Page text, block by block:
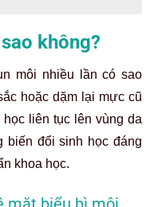
không?
môi nhiều lần có sao
hoặc dặm lại mực cũ
liên tục lên vùng da
biến đổi sinh học đáng
khoa học.